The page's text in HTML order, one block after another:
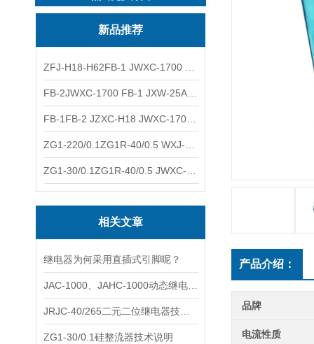
新品推荐
相关文章
继电器为何采用直插式引脚呢？
ZG1-30/0.1硅整流器技术说明
产品介绍：
品牌
电流性质